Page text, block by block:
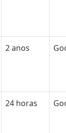
2 anos
24 horas